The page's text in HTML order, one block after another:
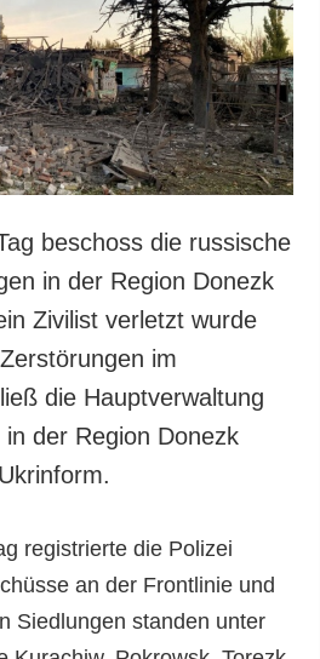
LEISTUNGEN
Abonnement
Fotobank
beschoss die russische
in der Region Donezk
Zivilist verletzt wurde
im
die Hauptverwaltung
der Region Donezk
registrierte die Polizei
an der Frontlinie und
Siedlungen standen unter